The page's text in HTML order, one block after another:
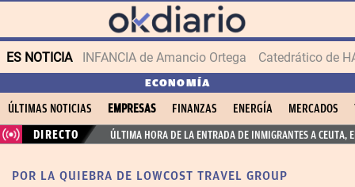
ES NOTICIA INFANCIA de Amancio Ortega
ECONOMÍA
ÚLTIMAS NOTICIAS EMPRESAS FINANZAS ENERGÍA MERCADOS
DIRECTO
ÚLTIMA HORA DE LA ENTRADA DE INMIGRANTES A CEUTA,
POR LA QUIEBRA DE LOWCOST TRAVEL GROUP